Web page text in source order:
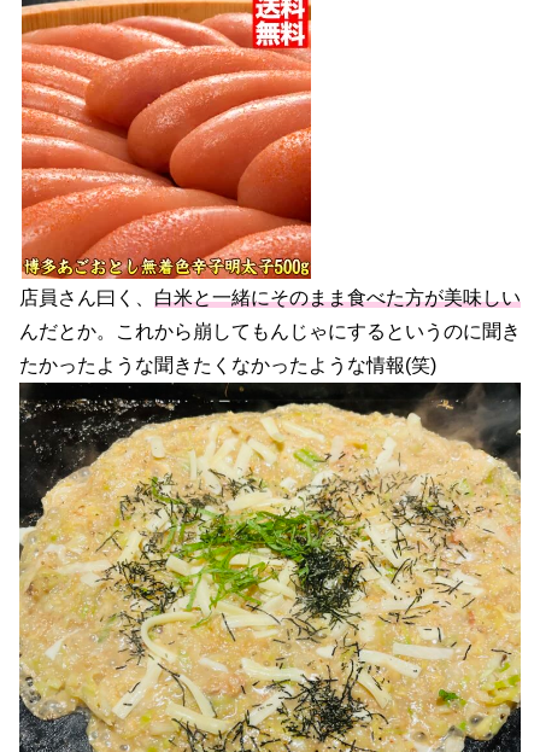
店員さん曰く、 白米と一緒にそのまま食べた方が美味しい
んだとか。これから崩してもんじゃにするというのに聞き
たかったような聞きたくなかったような情報(笑)